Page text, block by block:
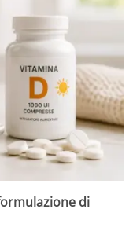
di